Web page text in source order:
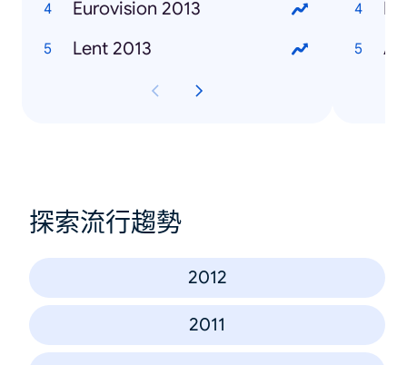
Eurovision 2013
Lent 2013
探索流行趨勢
2012
2011